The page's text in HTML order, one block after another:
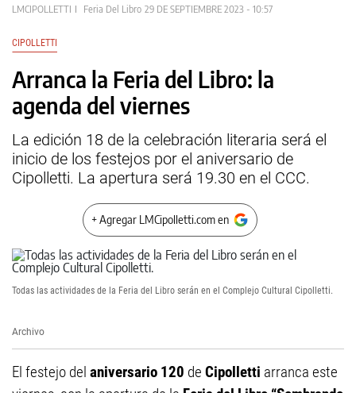
LMCIPOLLETTI Feria Del Libro 29 DE SEPTIEMBRE 2023 - 10:57
CIPOLLETTI
Arranca la Feria del Libro: la
agenda del viernes
La edición 18 de la celebración literaria será el
inicio de los festejos por el aniversario de
Cipolletti. La apertura será 19.30 en el CCC.
+ Agregar LMCipolletti.com en
Todas las actividades de la Feria del Libro serán en el Complejo Cultural Cipolletti.
Archivo
El festejo del aniversario 120 de Cipolletti arranca este